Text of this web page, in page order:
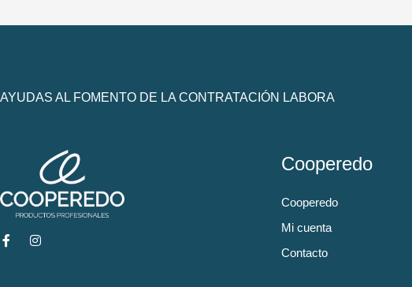
AYUDAS AL FOMENTO DE LA CONTRATACIÓN LABORA
Cooperedo
Cooperedo
Mi cuenta
Contacto